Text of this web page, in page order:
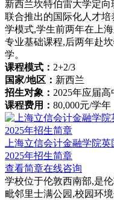
新西兰坎特伯雷大学定
联合推出的国际化人才
学模式,学生前两年在上
专业基础课程,后两年赴
学。
课程模式： 2+2/3
国家/地区： 新西兰
招生对象： 2025年应届
课程费用： 80,000元/学年
上海立信会计金融学院
2025年招生简章
查看简章在线咨询
学校位于伦敦西南部,是
毗邻里士满公园,校园环